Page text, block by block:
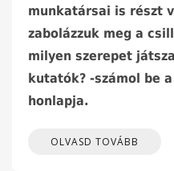
munkatársai is részt
zabolázzuk meg a
milyen szerepet
kutatók? -számol be
honlapja.
OLVASD TOVÁBB